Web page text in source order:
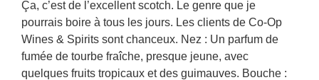
Ça, c’est de l’excellent scotch. Le genre que je
pourrais boire à tous les jours. Les clients de Co-Op
Wines & Spirits sont chanceux. Nez : Un parfum de
fumée de tourbe fraîche, presque jeune, avec
quelques fruits tropicaux et des guimauves. Bouche :